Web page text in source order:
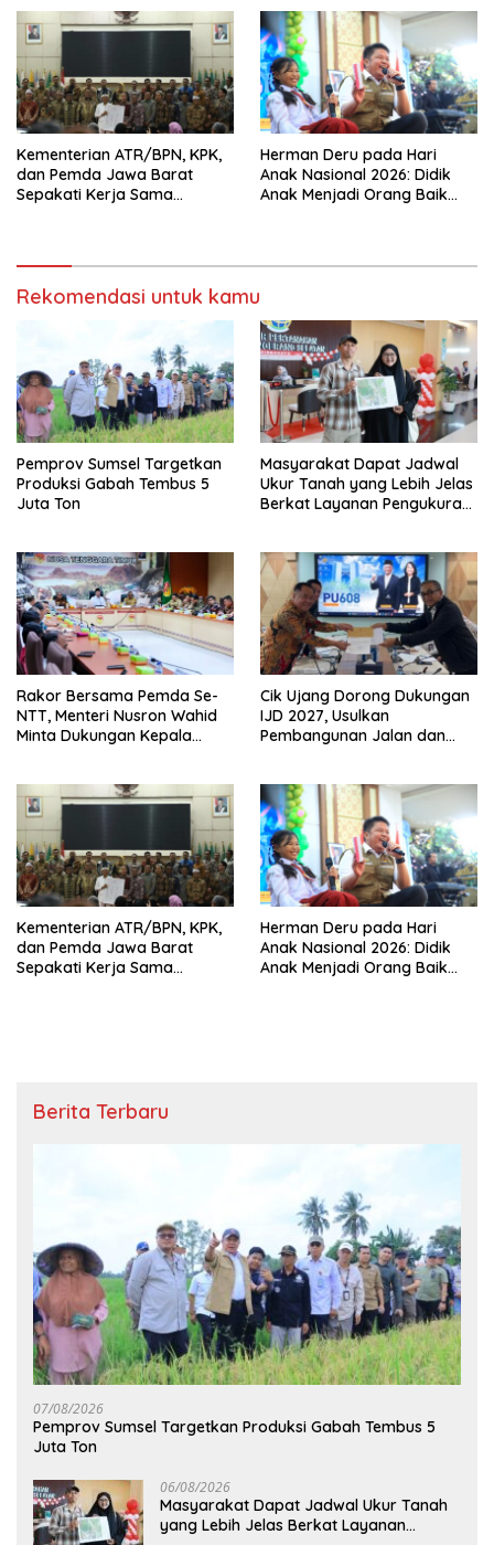
Pertanahan
Kementerian ATR/BPN, KPK,
dan Pemda Jawa Barat
Sepakati Kerja Sama
Herman Deru pada Hari
Anak Nasional 2026: Didik
Anak Menjadi Orang Baik
Rekomendasi untuk kamu
Pemprov Sumsel Targetkan
Produksi Gabah Tembus 5
Juta Ton
Masyarakat Dapat Jadwal
Ukur Tanah yang Lebih Jelas
Berkat Layanan Pengukuran
Rakor Bersama Pemda Se-
NTT, Menteri Nusron Wahid
Minta Dukungan Kepala
Pertanahan
Cik Ujang Dorong Dukungan
IJD 2027, Usulkan
Pembangunan Jalan dan
Kementerian ATR/BPN, KPK,
dan Pemda Jawa Barat
Sepakati Kerja Sama
Herman Deru pada Hari
Anak Nasional 2026: Didik
Anak Menjadi Orang Baik
Berita Terbaru
07/08/2026
Pemprov Sumsel Targetkan Produksi Gabah Tembus 5
Juta Ton
06/08/2026
Masyarakat Dapat Jadwal Ukur Tanah
yang Lebih Jelas Berkat Layanan